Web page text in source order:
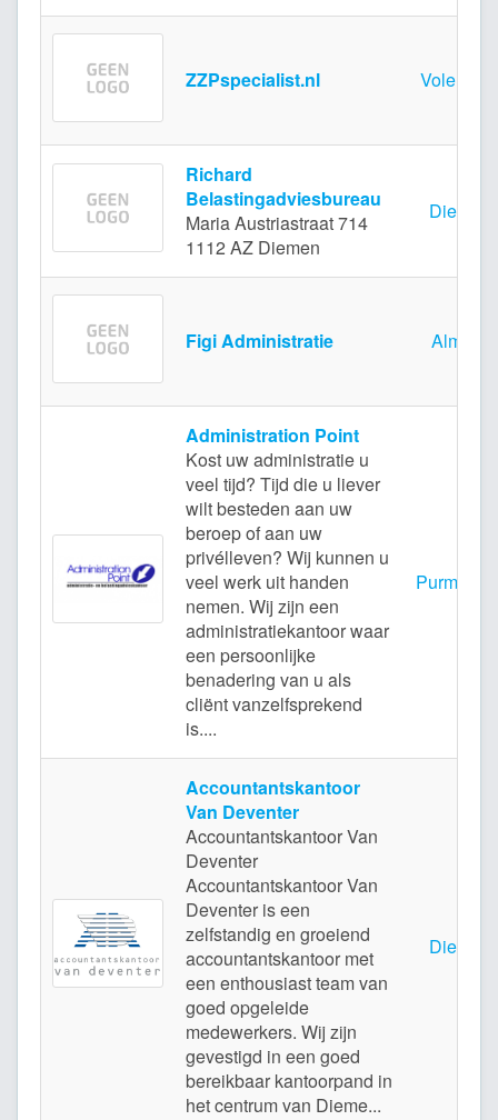
ZZPspecialist.nl
Richard
Belastingadviesbureau
Maria Austriastraat 714
1112 AZ Diemen
Diemen
Figi Administratie Almere
Administration Point
Kost uw administratie u
veel tijd? Tijd die u liever
wilt besteden aan uw
beroep of aan uw
privélleven? Wij kunnen u
veel werk uit handen
nemen. Wij zijn een
administratiekantoor waar
een persoonlijke
benadering van u als
cliënt vanzelfsprekend
is....
Accountantskantoor
Van Deventer
Accountantskantoor Van
Deventer
Accountantskantoor Van
Deventer is een
zelfstandig en groeiend
accountantskantoor met
een enthousiast team van
goed opgeleide
medewerkers. Wij zijn
gevestigd in een goed
bereikbaar kantoorpand in
het centrum van Dieme...
Diemen